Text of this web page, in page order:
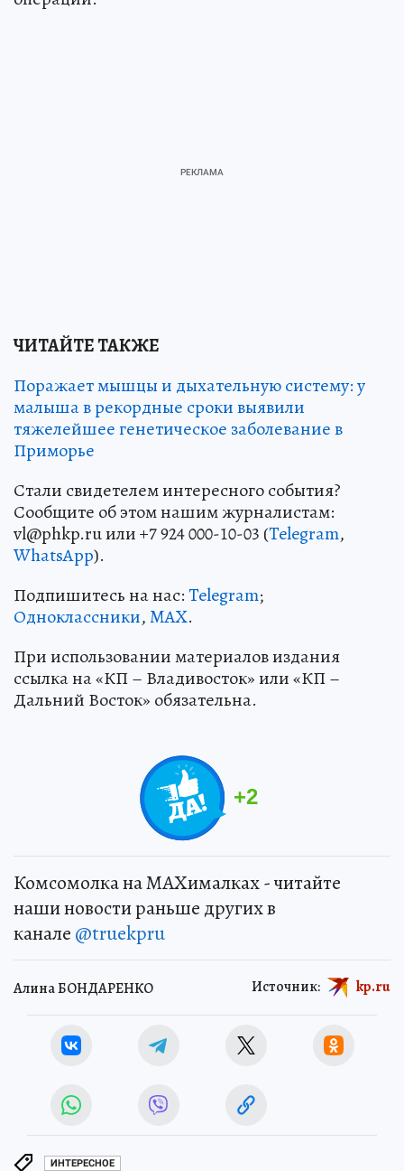
ЧИТАЙТЕ ТАКЖЕ
Поражает мышцы и дыхательную систему: у
малыша в рекордные сроки выявили
тяжелейшее генетическое заболевание в
Приморье
Стали свидетелем интересного события?
Сообщите об этом нашим журналистам:
vl@phkp.ru или +7 924 000-10-03 (Telegram,
WhatsApp).
Подпишитесь на нас:Telegram;
Одноклассники,MAX.
При использовании материалов издания
ссылка на «КП – Владивосток» или «КП –
Дальний Восток» обязательна.
+2
Комсомолка на MAXималках - читайте
наши новости раньше других в
канале @truekpru
Алина БОНДАРЕНКО Источник: kp.ru
ИНТЕРЕСНОЕ